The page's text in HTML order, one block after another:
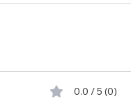
0.0 / 5 (0)